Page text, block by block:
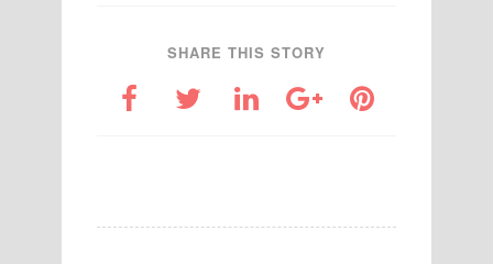
SHARE THIS STORY